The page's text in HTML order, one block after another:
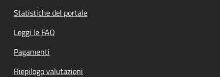
Statistiche del portale
Leggi le FAQ
Pagamenti
Riepilogo valutazioni